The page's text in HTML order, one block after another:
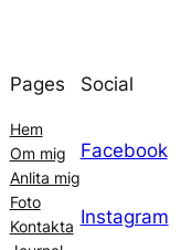
Pages
Hem
Om mig
Anlita mig
Foto
Kontakta
Social
Facebook
Instagram